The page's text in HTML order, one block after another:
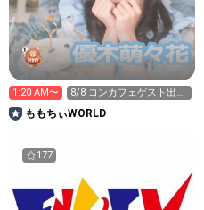
1:20 AM〜
8/8 コンカフェゲスト出勤
来てね♡
ももちぃWORLD
177